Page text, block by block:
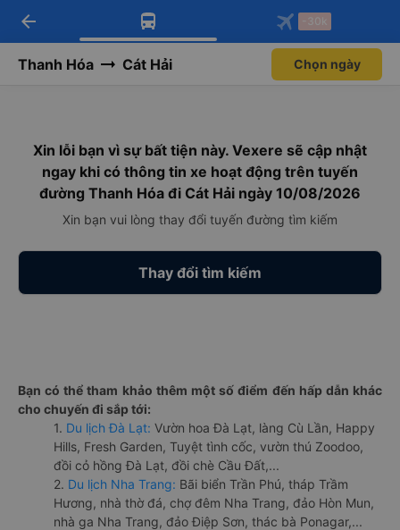
Tải app Vexere ngay!
Nhận ưu đãi thành viên độc
Mở app
Tải app Vexere
-30k/ghế khi đặt vé máy bay qua
Mở app
arrow_back -30k
Thanh Hóa Cát Hải Chọn ngày
Xin lỗi bạn vì sự bất tiện này. Vexere sẽ cập nhật
ngay khi có thông tin xe hoạt động trên tuyến
đường Thanh Hóa đi Cát Hải ngày 10/08/2026
Xin bạn vui lòng thay đổi tuyến đường tìm kiếm
Thay đổi tìm kiếm
Bạn có thể tham khảo thêm một số điểm đến hấp dẫn khác
cho chuyến đi sắp tới:
1. Du lịch Đà Lạt: Vườn hoa Đà Lạt, làng Cù Lần, Happy
Hills, Fresh Garden, Tuyệt tình cốc, vườn thú Zoodoo,
đồi cỏ hồng Đà Lạt, đồi chè Cầu Đất,...
2. Du lịch Nha Trang: Bãi biển Trần Phú, tháp Trầm
Hương, nhà thờ đá, chợ đêm Nha Trang, đảo Hòn Mun,
nhà ga Nha Trang, đảo Điệp Sơn, thác bà Ponagar,...